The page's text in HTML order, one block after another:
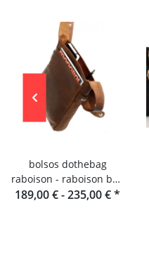
bolsos dothebag
raboison - raboison bag
upend formato vertical
189,00 € -235,00 €*